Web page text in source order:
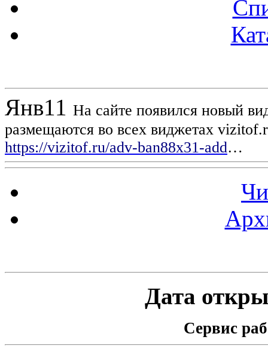
Янв11 На сайте появился новый
размещаются во всех виджетах
https://vizitof.ru/adv-ban88x31-add…
Дата
Сервис